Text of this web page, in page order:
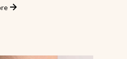
que le laser demande
de l’énergie laser